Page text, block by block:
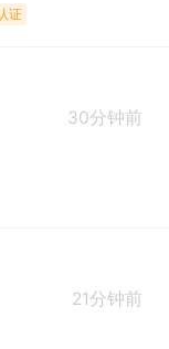
证
30分钟前
21分钟前